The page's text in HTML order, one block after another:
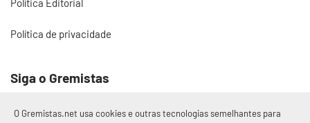
Política Editorial
Política de privacidade
Siga o Gremistas
O Gremistas.net usa cookies e outras tecnologias semelhantes para